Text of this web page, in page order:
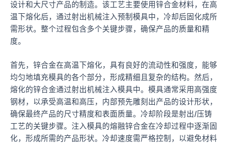
设计和大尺寸产品的制造。该工艺主要使用锌合金材料，在高
温下熔化后，通过射出机械注入预制模具中，冷却后固化成所
需形状。整个过程包含多个关键步骤，确保产品的质量和精
度。
首先，锌合金在高温下熔化，具有良好的流动性和强度，能够
均匀地填充模具的各个部分，形成精细且复杂的结构。然后，
熔化的锌合金通过射出机械注入模具中。模具通常采用高强度
钢材，以承受高温和高压，内部预先雕刻出产品的设计形状，
确保最终产品的尺寸精度和表面质量。冷却阶段是射出/压铸
工艺的关键步骤。注入模具的熔融锌合金在冷却过程中逐渐固
化，形成所需的产品形状。冷却速度需严格控制，以避免材料